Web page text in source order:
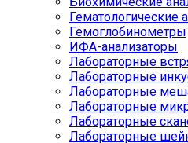
Гематологические
Гемоглобинометры
ИФА-анализаторы
Лабораторные
Лабораторные
Лабораторные
Лабораторные
Лабораторные
Лабораторные